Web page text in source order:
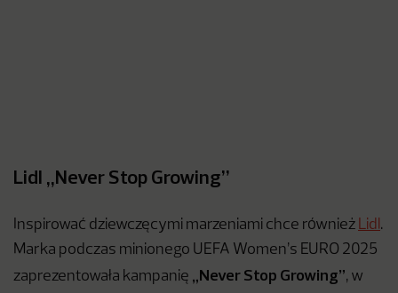
Lidl „Never Stop Growing”
Inspirować dziewczęcymi marzeniami chce również Lidl .
Marka podczas minionego UEFA Women’s EURO 2025
zaprezentowała kampanię „Never Stop Growing”, w